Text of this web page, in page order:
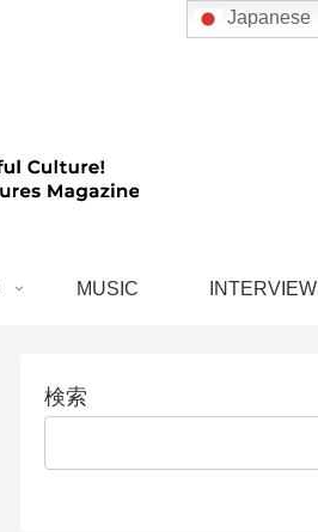
MUSIC INTERVIEW
検索
Japanese